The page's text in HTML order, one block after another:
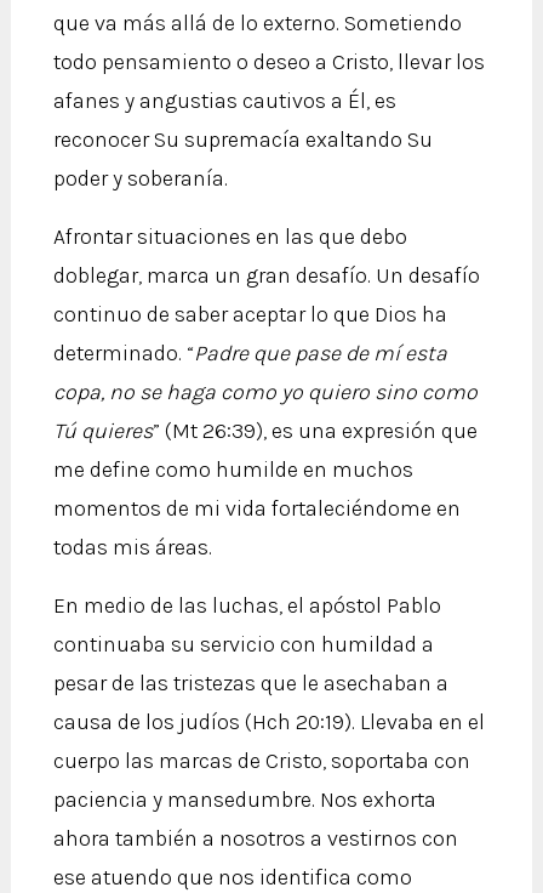
que va más allá de lo externo. Sometiendo
todo pensamiento o deseo a Cristo, llevar los
afanes y angustias cautivos a Él, es
reconocer Su supremacía exaltando Su
poder y soberanía.
Afrontar situaciones en las que debo
doblegar, marca un gran desafío. Un desafío
continuo de saber aceptar lo que Dios ha
determinado. “Padre que pase de mí esta
copa, no se haga como yo quiero sino como
Tú quieres” (Mt 26:39), es una expresión que
me define como humilde en muchos
momentos de mi vida fortaleciéndome en
todas mis áreas.
En medio de las luchas, el apóstol Pablo
continuaba su servicio con humildad a
pesar de las tristezas que le asechaban a
causa de los judíos (Hch 20:19). Llevaba en el
cuerpo las marcas de Cristo, soportaba con
paciencia y mansedumbre. Nos exhorta
ahora también a nosotros a vestirnos con
ese atuendo que nos identifica como